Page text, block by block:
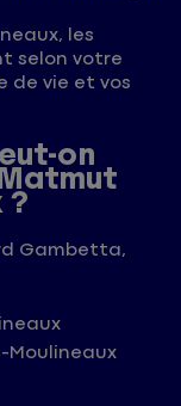
les
selon votre
de vie et vos
on
?
Gambetta,
Moulineaux